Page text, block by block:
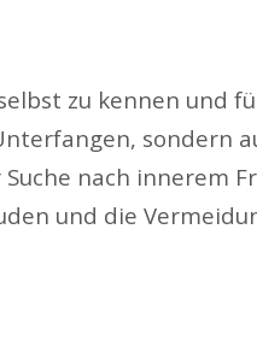
zu kennen und
sondern
nach innerem
und die